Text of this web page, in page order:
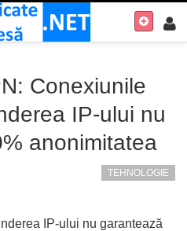
Conexiunile
IP-ului nu
anonimitatea
TEHNOLOGIE
IP-ului nu garantează